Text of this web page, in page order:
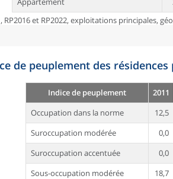
RP2016 et RP2022, exploitations principales,
de peuplement des
Indice de peuplement 2011
Occupation dans la norme
12,5
Suroccupation modérée
0,0
Suroccupation accentuée
0,0
Sous-occupation modérée
18,7